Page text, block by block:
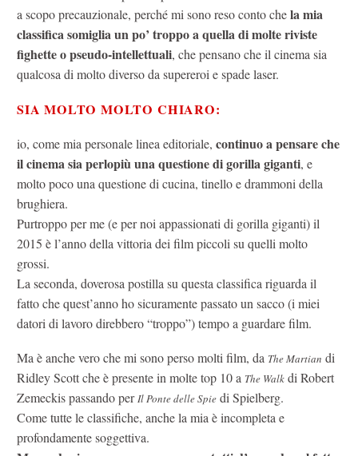
a scopo precauzionale, perché mi sono reso conto chela mia
classifica somiglia un po’ troppo a quella di molte riviste
fighette o pseudo-intellettuali, che pensano che il cinema sia
qualcosa di molto diverso da supereroi e spade laser.
SIA MOLTO MOLTO CHIARO:
io, come mia personale linea editoriale, continuo a pensare che
il cinema sia perlopiù una questione di gorilla giganti, e
molto poco una questione di cucina, tinello e drammoni della
brughiera.
Purtroppo per me (e per noi appassionati di gorilla giganti) il
2015 è l’anno della vittoria dei film piccoli su quelli molto
grossi.
La seconda, doverosa postilla su questa classifica riguarda il
fatto che quest’anno ho sicuramente passato un sacco (i miei
datori di lavoro direbbero “troppo”) tempo a guardare film.
Ma è anche vero che mi sono perso molti film, da The Martian di
Ridley Scott che è presente in molte top 10 a The Walk di Robert
Zemeckis passando per Il Ponte delle Spie di Spielberg.
Come tutte le classifiche, anche la mia è incompleta e
profondamente soggettiva.